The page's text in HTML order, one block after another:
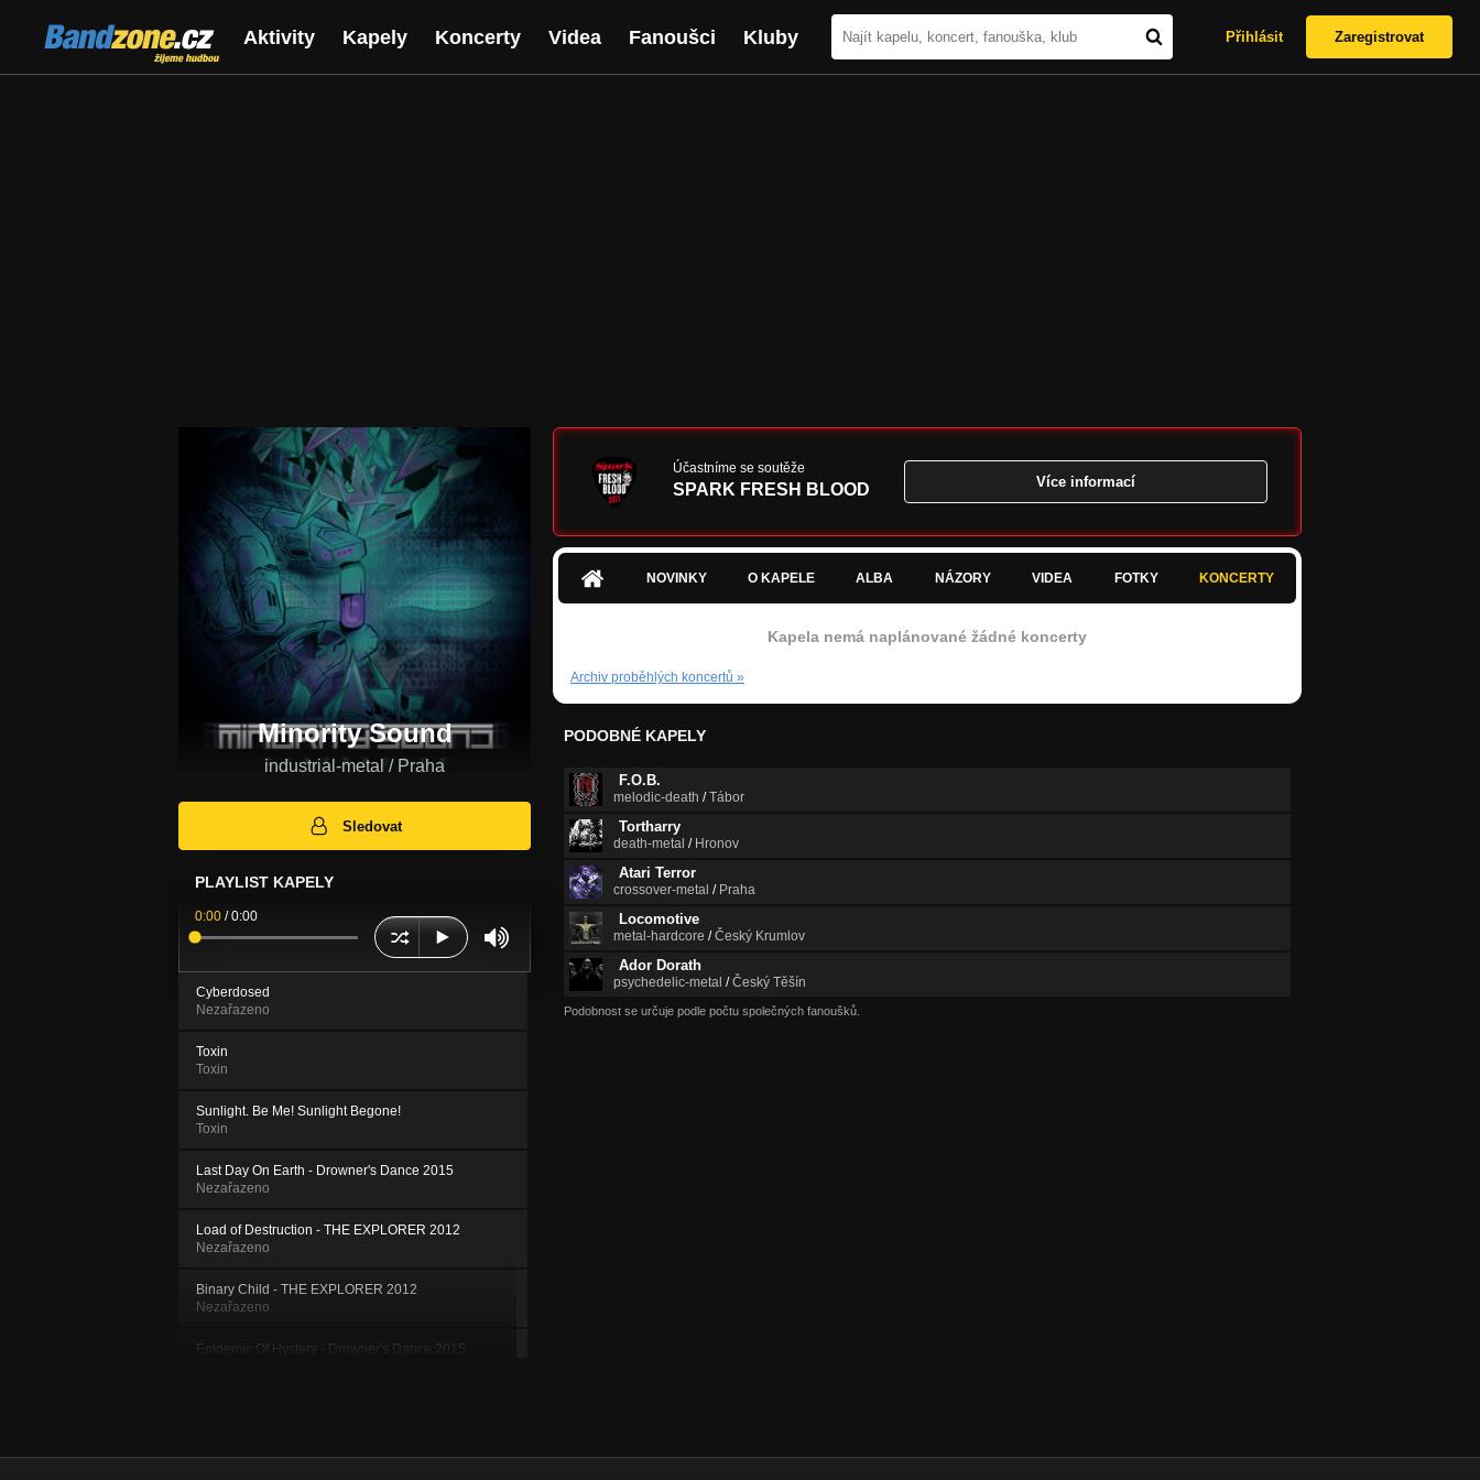
Bandzone.cz
žijeme hudbou
Aktivity Kapely Koncerty Videa Fanoušci Kluby Přihlásit Zaregistrovat
Minority Sound
industrial-metal / Praha
Sledovat
PLAYLIST KAPELY
0:00 /0:00
Cyberdosed
Nezařazeno
Toxin
Toxin
Sunlight. Be Me! Sunlight Begone!
Toxin
Last Day On Earth - Drowner's Dance 2015
Nezařazeno
Load of Destruction - THE EXPLORER 2012
Nezařazeno
Binary Child - THE EXPLORER 2012
Nezařazeno
Epidemic Of Hystery - Drowner's Dance 2015
Účastníme se soutěže
SPARK FRESH BLOOD Více informací
NOVINKY O KAPELE ALBA NÁZORY VIDEA FOTKY KONCERTY
Kapela nemá naplánované žádné koncerty
Archiv proběhlých koncertů »
PODOBNÉ KAPELY
F.O.B.
melodic-death /Tábor
Tortharry
death-metal / Hronov
Atari Terror
crossover-metal / Praha
Locomotive
metal-hardcore /Český Krumlov
Ador Dorath
psychedelic-metal /Český Těšín
Podobnost se určuje podle počtu společných fanoušků.